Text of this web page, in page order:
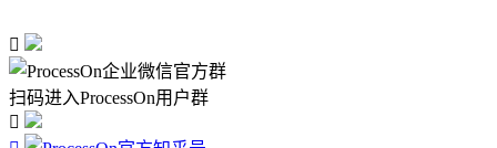

扫码进入ProcessOn用户群
